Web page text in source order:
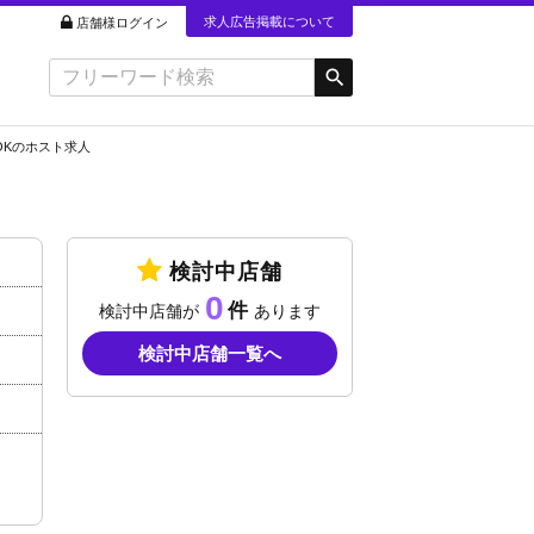
店舗様ログイン 求人広告掲載について
のホスト求人
検討中店舗
検討中店舗が 0 あります
検討中店舗一覧へ